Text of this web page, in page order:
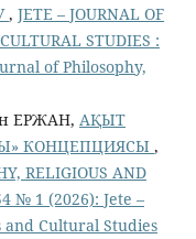
, JETE – JОURNAL OF
STUDIES :
of Philosophy,
ЕРЖАН, АҚЫТ
КОНЦЕПЦИЯСЫ ,
RELIGIOUS AND
№ 1 (2026): Jete –
аnd Cultural Studies